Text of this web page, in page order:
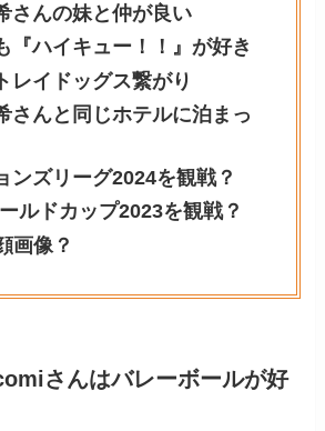
さんの妹と仲が良い
『ハイキュー！！』が好き
レイドッグス繋がり
さんと同じホテルに泊まっ
ンズリーグ2024を観戦？
ルドカップ2023を観戦？
画像？
さんはバレーボールが好